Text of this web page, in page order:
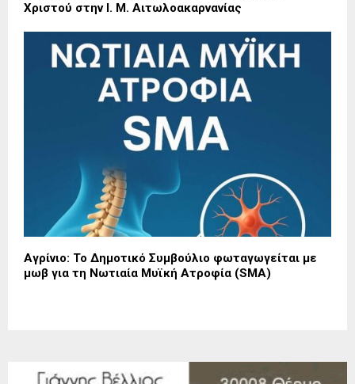
Χριστού στην Ι. Μ. Αιτωλοακαρνανίας
Αγρίνιο: Το Δημοτικό Συμβούλιο φωταγωγείται με
μωβ για τη Νωτιαία Μυϊκή Ατροφία (SMA)